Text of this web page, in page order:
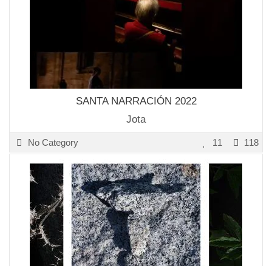
SANTA NARRACIÓN 2022
Jota
No Category 118
11